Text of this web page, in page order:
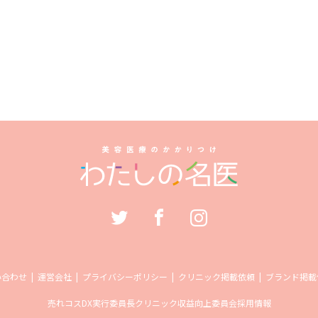
わせ 運営会社 プライバシーポリシー クリニック掲載依頼 ブランド掲
売れコスDX実行委員長クリニック収益向上委員会採用情報